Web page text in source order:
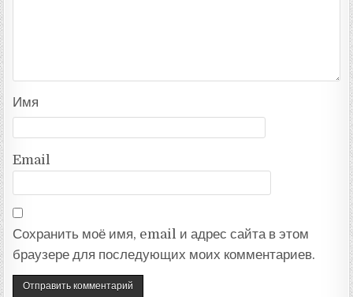
Имя
Email
Сохранить моё имя, email и адрес сайта в этом
браузере для последующих моих комментариев.